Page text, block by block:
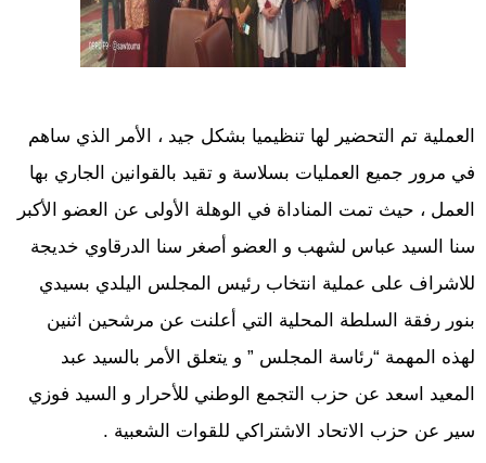
العملية تم التحضير لها تنظيميا بشكل جيد ، الأمر الذي ساهم
في مرور جميع العمليات بسلاسة و تقيد بالقوانين الجاري بها
العمل ، حيث تمت المناداة في الوهلة الأولى عن العضو الأكبر
سنا السيد عباس لشهب و العضو أصغر سنا الدرقاوي خديجة
للاشراف على عملية انتخاب رئيس المجلس اليلدي بسيدي
بنور رفقة السلطة المحلية التي أعلنت عن مرشحين اثنين
لهذه المهمة “رئاسة المجلس ” و يتعلق الأمر بالسيد عبد
المعيد اسعد عن حزب التجمع الوطني للأحرار و السيد فوزي
سير عن حزب الاتحاد الاشتراكي للقوات الشعبية .